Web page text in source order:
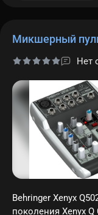
Микшерный
Нет
Behringer Xenyx
поколения Xenyx